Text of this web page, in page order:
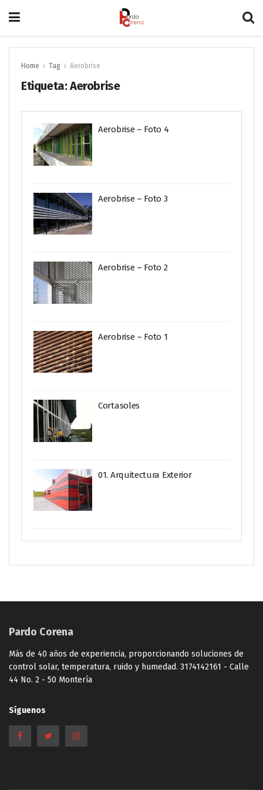
Home Tag Aerobrise
Etiqueta:Aerobrise
Aerobrise – Foto 4
Aerobrise – Foto 3
Aerobrise – Foto 2
Aerobrise – Foto 1
Cortasoles
01. Arquitectura Exterior
Pardo Corena
Más de 40 años de experiencia, proporcionando soluciones de
control solar, temperatura, ruido y humedad. 3174142161 - Calle
44 No. 2 - 50 Montería
Síguenos